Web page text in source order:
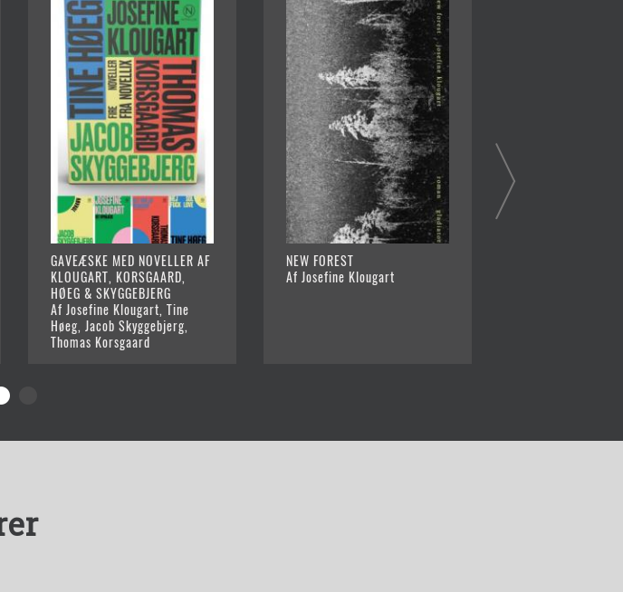
GAVEÆSKE MED NOVELLER AF
KLOUGART, KORSGAARD,
HØEG & SKYGGEBJERG
Af Josefine Klougart, Tine
Høeg, Jacob Skyggebjerg,
Thomas Korsgaard
NEW FOREST
Af Josefine Klougart